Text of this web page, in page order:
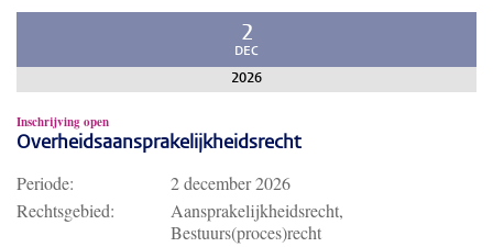
2
DEC
2026
Inschrijving open
Overheidsaansprakelijkheidsrecht
Periode:
2 december 2026
Rechtsgebied:
Aansprakelijkheidsrecht,
Bestuurs(proces)recht